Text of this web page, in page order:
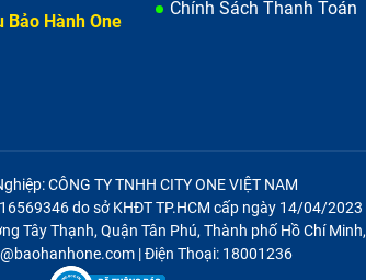
thức của Vivo để xem có khớp nhau
CPU-Z, Test Your Android,
Bảo Hành One
Chính Sách Thanh Toán
CÔNG TY TNHH CITY ONE VIỆT NAM
do sở KHĐT TP.HCM cấp ngày 14/04/2023
Tây Thạnh, Quận Tân Phú, Thành phố Hồ Chí
| Điện Thoại: 18001236